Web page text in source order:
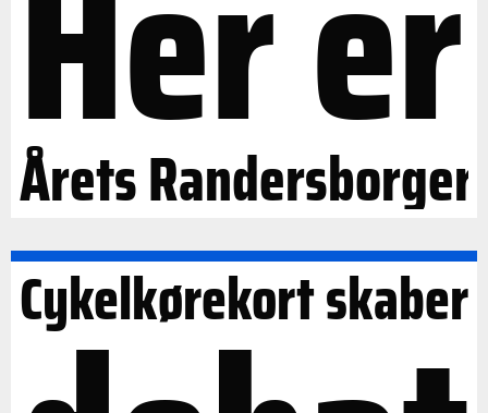
Årets Randersborger
Cykelkørekort skaber